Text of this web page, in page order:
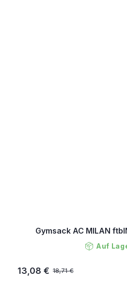
Gymsack AC MILAN
Auf
18,71 €
13,08 €